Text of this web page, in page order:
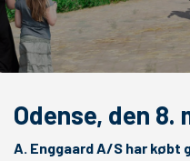
Odense, den 8.
A. Enggaard A/S har